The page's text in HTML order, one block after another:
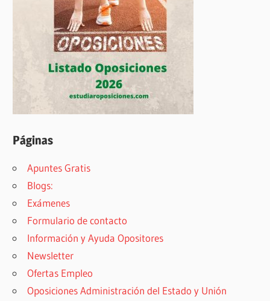
Páginas
Apuntes Gratis
Blogs:
Exámenes
Formulario de contacto
Información y Ayuda Opositores
Newsletter
Ofertas Empleo
Oposiciones Administración del Estado y Unión